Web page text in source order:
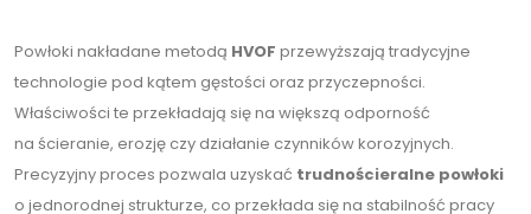
Powłoki nakładane metodą HVOF przewyższają tradycyjne
technologie pod kątem gęstości oraz przyczepności.
Właściwości te przekładają się na większą odporność
na ścieranie, erozję czy działanie czynników korozyjnych.
Precyzyjny proces pozwala uzyskać trudnościeralne powłoki
o jednorodnej strukturze, co przekłada się na stabilność pracy